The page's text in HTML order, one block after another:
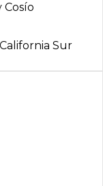
Cosí­o
Sur